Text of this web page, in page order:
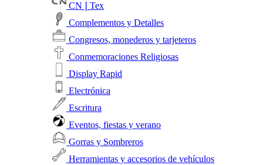
CN❘Tex
Complementos y Detalles
Congresos, monederos y tarjeteros
Conmemoraciones Religiosas
Display Rapid
Electrónica
Escritura
Eventos, fiestas y verano
Gorras y Sombreros
Herramientas y accesorios de vehículos